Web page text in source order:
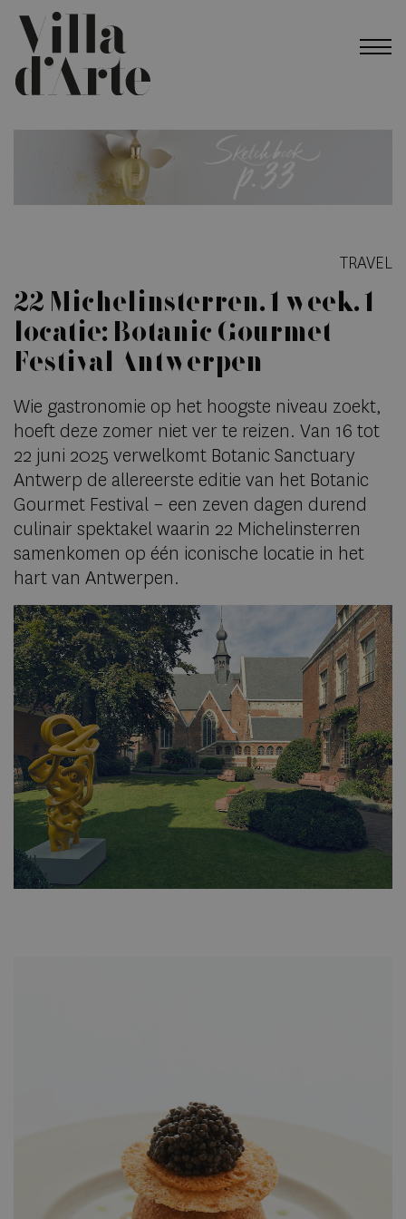
TRAVEL
22 Michelinsterren. 1 week. 1
locatie: Botanic Gourmet
Festival Antwerpen
Wie gastronomie op het hoogste niveau zoekt,
hoeft deze zomer niet ver te reizen. Van 16 tot
22 juni 2025 verwelkomt Botanic Sanctuary
Antwerp de allereerste editie van het Botanic
Gourmet Festival – een zeven dagen durend
culinair spektakel waarin 22 Michelinsterren
samenkomen op één iconische locatie in het
hart van Antwerpen.